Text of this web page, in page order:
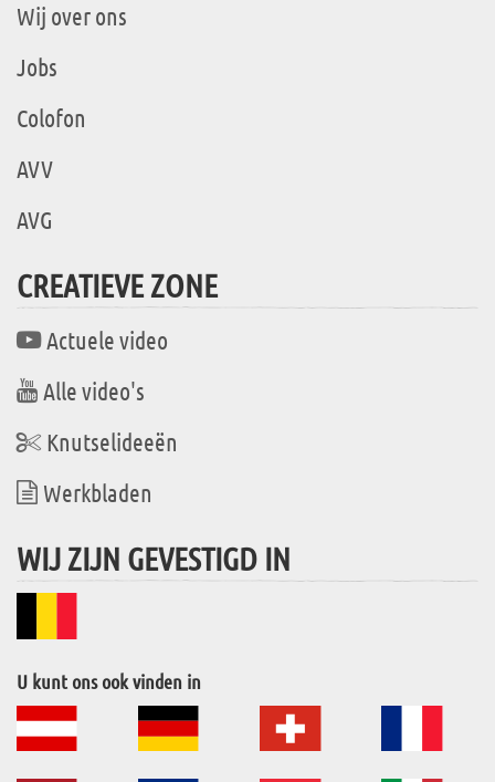
Wij over ons
Jobs
Colofon
AVV
AVG
CREATIEVE ZONE
Actuele video
Alle video's
Knutselideeën
Werkbladen
WIJ ZIJN GEVESTIGD IN
U kunt ons ook vinden in